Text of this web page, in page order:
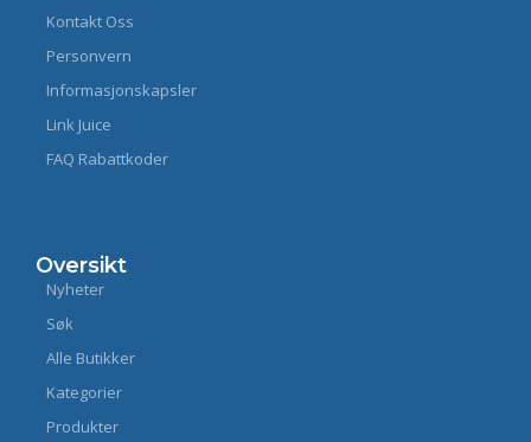
Kontakt Oss
Personvern
Informasjonskapsler
Link Juice
FAQ Rabattkoder
Oversikt
Nyheter
Søk
Alle Butikker
Kategorier
Produkter